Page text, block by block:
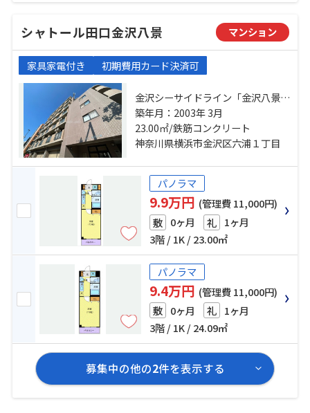
シャトール田口金沢八景 マンション
家具家電付き 初期費用カード決済可
金沢シーサイドライン「金沢八景」
駅 徒歩8分 金沢シーサイドライン
「野島公園」駅 徒歩19分 京急逗子
線「六浦」駅 徒歩17分
築年月：2003年 3月
23.00㎡/鉄筋コンクリート
神奈川県横浜市金沢区六浦１丁目
パノラマ
9.9万円 (管理費 11,000円)
敷 0ヶ月 礼 1ヶ月
3階 / 1K / 23.00㎡
パノラマ
9.4万円 (管理費 11,000円)
敷 0ヶ月 礼 1ヶ月
3階 / 1K / 24.09㎡
募集中の他の2件を表示する